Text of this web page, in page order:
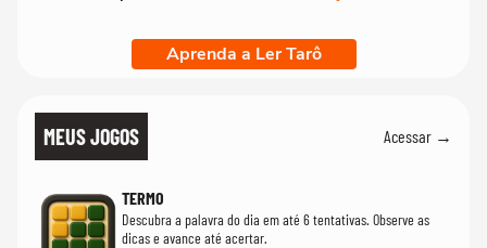
Aprenda a Ler Tarô
MEUS JOGOS Acessar →
TERMO
Descubra a palavra do dia em até 6 tentativas. Observe as
dicas e avance até acertar.